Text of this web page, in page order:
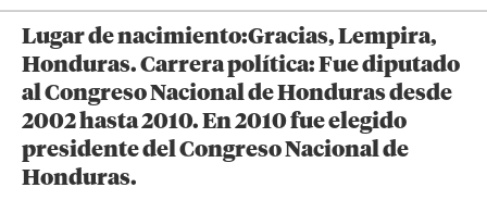
Lugar de nacimiento:Gracias, Lempira,
Honduras. Carrera política: Fue diputado
al Congreso Nacional de Honduras desde
2002 hasta 2010. En 2010 fue elegido
presidente del Congreso Nacional de
Honduras.